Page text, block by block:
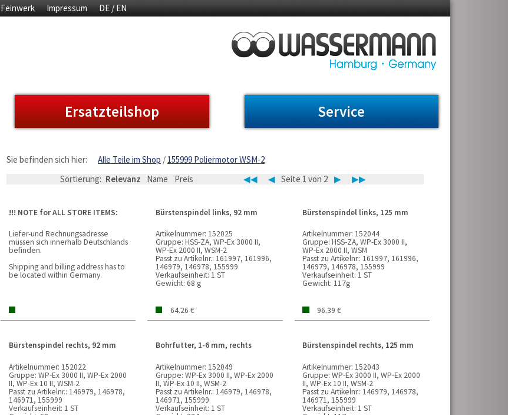
Feinwerk Impressum DE / EN
Ersatzteilshop Service
Sie befinden sich hier: Alle Teile im Shop
155999 Poliermotor WSM-2
Sortierung: Relevanz Name Preis ◀◀ ◀ Seite 1 von 2 ▶ ▶▶
!!! NOTE for ALL STORE ITEMS:
Liefer-und Rechnungsadresse
müssen sich innerhalb Deutschlands
befinden.
Shipping and billing address has to
be located within Germany.
Bürstenspindel links, 92 mm
Artikelnummer: 152025
Gruppe: HSS-ZA, WP-Ex 3000 II,
WP-Ex 2000 II, WSM-2
Passt zu Artikelnr.: 161997, 161996,
146979, 146978, 155999
Verkaufseinheit: 1 ST
Gewicht: 68 g
64.26 €
Bürstenspindel links, 125 mm
Artikelnummer: 152044
Gruppe: HSS-ZA, WP-Ex 3000 II,
WP-Ex 2000 II, WSM
Passt zu Artikelnr.: 161997, 161996,
146979, 146978, 155999
Verkaufseinheit: 1 ST
Gewicht: 117g
96.39 €
Bürstenspindel rechts, 92 mm
Artikelnummer: 152022
Gruppe: WP-Ex 3000 II, WP-Ex 2000
II, WP-Ex 10 II, WSM-2
Passt zu Artikelnr.: 146979, 146978,
146971, 155999
Verkaufseinheit: 1 ST
Bohrfutter, 1-6 mm, rechts
Artikelnummer: 152049
Gruppe: WP-Ex 3000 II, WP-Ex 2000
II, WP-Ex 10 II, WSM-2
Passt zu Artikelnr.: 146979, 146978,
146971, 155999
Verkaufseinheit: 1 ST
Bürstenspindel rechts, 125 mm
Artikelnummer: 152043
Gruppe: WP-Ex 3000 II, WP-Ex 2000
II, WP-Ex 10 II, WSM-2
Passt zu Artikelnr.: 146979, 146978,
146971, 155999
Verkaufseinheit: 1 ST